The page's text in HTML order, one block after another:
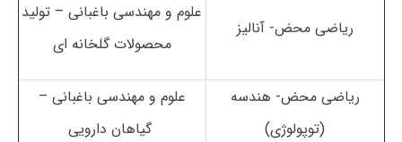
ریاضی محض- آنالیز
علوم و مهندسی باغبانی – تولید
محصولات گلخانه ای
ریاضی محض- هندسه
(توپولوژی)
علوم و مهندسی باغبانی –
گیاهان دارویی